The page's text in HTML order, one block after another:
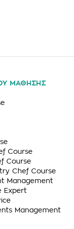
ΜΑΘΗΣΗΣ
Course
Course
Chef Course
Management
Expert
Management